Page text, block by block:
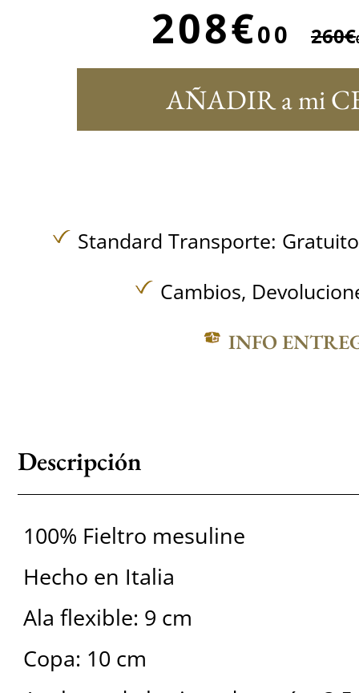
208€00 260€
AÑADIR a mi
Standard Transporte:
Cambios,
INFO
Descripción
100% Fieltro mesuline
Hecho en Italia
Ala flexible: 9 cm
Copa: 10 cm